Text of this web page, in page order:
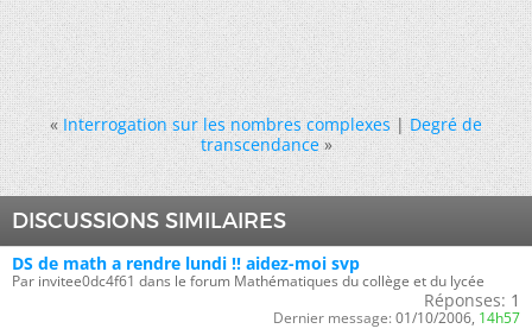
« Interrogation sur les nombres complexes|Degré de
transcendance »
DISCUSSIONS SIMILAIRES
DS de math a rendre lundi !! aidez-moi svp
Par invitee0dc4f61 dans le forum Mathématiques du collège et du lycée
Réponses: 1
Dernier message: 01/10/2006, 14h57